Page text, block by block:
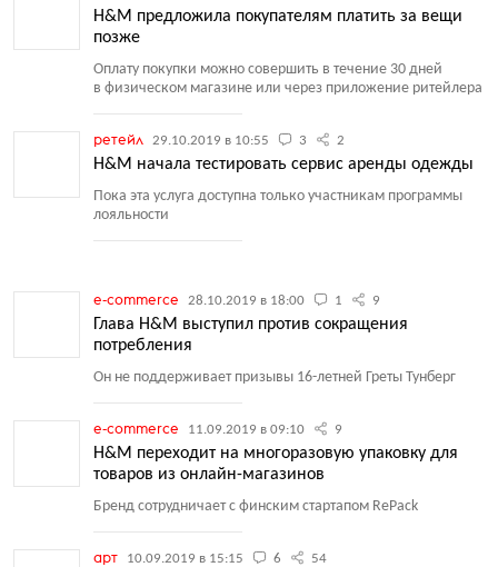
H&M предложила покупателям платить за вещи
позже
Оплату покупки можно совершить в течение 30 дней
в физическом магазине или через приложение ритейлера
ретейл 29.10.2019 в 10:55 3 2
H&M начала тестировать сервис аренды одежды
Пока эта услуга доступна только участникам программы
лояльности
e-commerce 28.10.2019 в 18:00 1 9
Глава H&M выступил против сокращения
потребления
Он не поддерживает призывы 16-летней Греты Тунберг
e-commerce 11.09.2019 в 09:10 9
H&M переходит на многоразовую упаковку для
товаров из онлайн-магазинов
Бренд сотрудничает с финским стартапом RePack
арт 10.09.2019 в 15:15 6 54